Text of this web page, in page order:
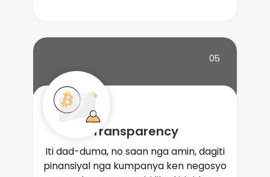
05
Transparency
Iti dad-duma, no saan nga amin, dagiti
pinansiyal nga kumpanya ken negosyo